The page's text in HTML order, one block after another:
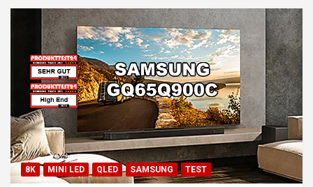
8K MINI LED QLED SAMSUNG TEST